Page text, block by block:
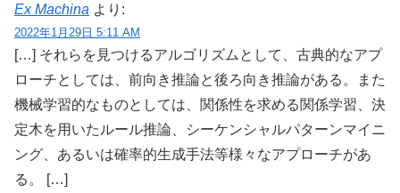
Ex Machina より:
2022年1月29日 5:11 AM
[…] それらを見つけるアルゴリズムとして、古典的なアプ
ローチとしては、前向き推論と後ろ向き推論がある。また
機械学習的なものとしては、関係性を求める関係学習、決
定木を用いたルール推論、シーケンシャルパターンマイニ
ング、あるいは確率的生成手法等様々なアプローチがあ
る。 […]